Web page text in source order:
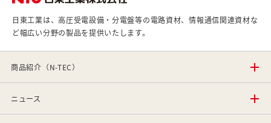
日東工業は、高圧受電設備・分電盤等の電路資材、情報通信関連資材な
ど幅広い分野の製品を提供いたします。
商品紹介（N-TEC）
ニュース